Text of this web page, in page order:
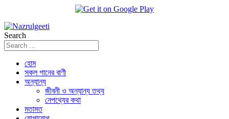
Search
হোম
সকল গানের বাণী
অন্যান্য
জীবনী ও অন্যান্য তথ্য
নেপথ্যের কথা
মতামত